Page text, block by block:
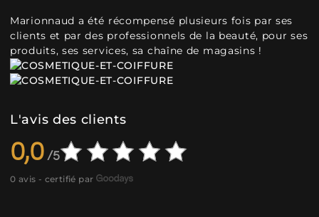
Marionnaud a été récompensé plusieurs fois par ses
clients et par des professionnels de la beauté, pour ses
produits, ses services, sa chaîne de magasins !
L'avis des clients
0,0
0 avis - certifié par